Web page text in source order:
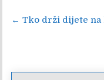
Navigacija
← Tko drži dijete na